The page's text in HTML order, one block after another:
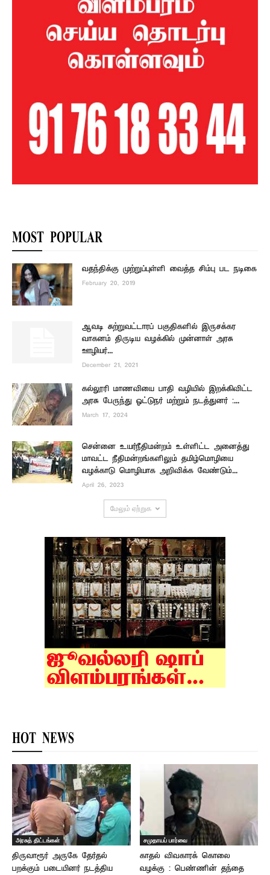
MOST POPULAR
வதந்திக்கு முற்றுப்புள்ளி வைத்த சிம்பு பட நடிகை
February 20, 2019
ஆவடி சுற்றுவட்டாரப் பகுதிகளில் இருசக்கர
வாகனம் திருடிய வழக்கில் முன்னாள் அரசு
ஊழியர்...
December 21, 2021
கல்லூரி மாணவியை பாதி வழியில் இறக்கிவிட்ட
அரசு பேருந்து ஓட்டுநர் மற்றும் நடத்துனர் :...
March 17, 2024
சென்னை உயர்நீதிமன்றம் உள்ளிட்ட அனைத்து
மாவட்ட நீதிமன்றங்களிலும் தமிழ்மொழியை
வழக்காடு மொழியாக அறிவிக்க வேண்டும்...
April 26, 2023
மேலும் ஏற்றுக
HOT NEWS
அரசுத் திட்டங்கள்
திருவாரூர் அருகே தேர்தல்
பறக்கும் படையினர் நடத்திய
சமுதாயப் பார்வை
காதல் விவகாரக் கொலை
வழக்கு : பெண்ணின் தந்தை